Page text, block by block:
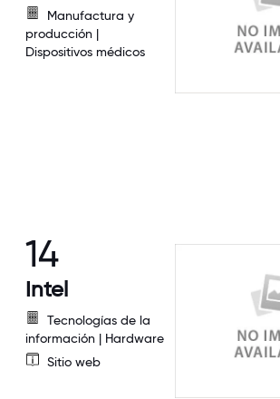
Manufactura y
producción |
Dispositivos médicos
14
Intel
Tecnologías de la
información | Hardware
Sitio web